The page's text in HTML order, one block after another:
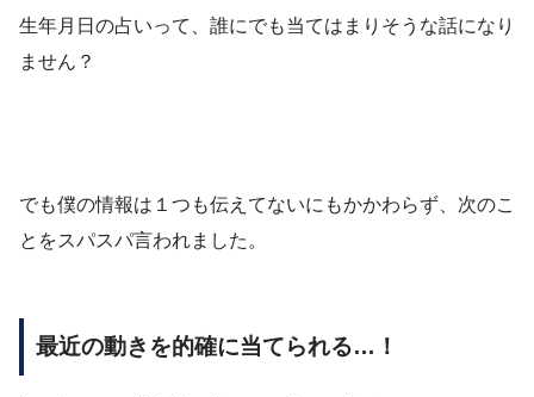
生年月日の占いって、誰にでも当てはまりそうな話になり
ません？
でも僕の情報は１つも伝えてないにもかかわらず、次のこ
とをスパスパ言われました。
最近の動きを的確に当てられる…！